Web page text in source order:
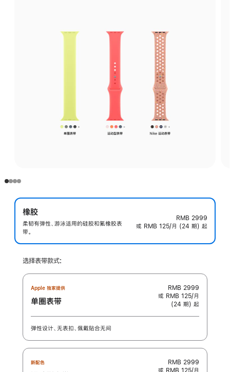
橡胶
柔韧有弹性、游泳适用的硅胶和氟橡胶表
带。
RMB 2999
或 RMB 125/月 (24 期) 起
选择表带款式:
Apple 独家提供
单圈表带
RMB 2999
或 RMB 125/月
(24 期) 起
弹性设计、无表扣、佩戴贴合无间
新配色
RMB 2999
或 RMB 125/月